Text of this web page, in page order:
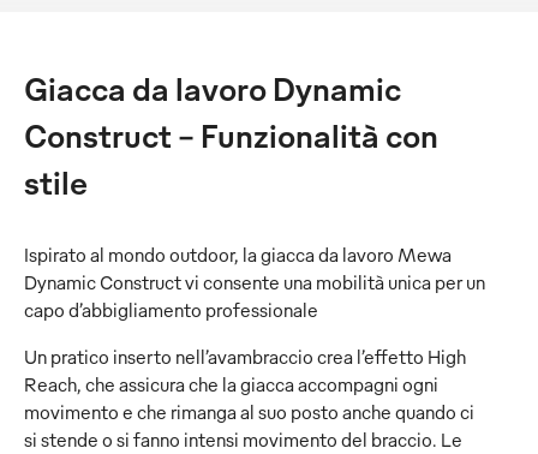
Giacca da lavoro Dynamic
Construct – Funzionalità con
stile
Ispirato al mondo outdoor, la giacca da lavoro Mewa
Dynamic Construct vi consente una mobilità unica per un
capo d’abbigliamento professionale
Un pratico inserto nell’avambraccio crea l’effetto High
Reach, che assicura che la giacca accompagni ogni
movimento e che rimanga al suo posto anche quando ci
si stende o si fanno intensi movimento del braccio. Le